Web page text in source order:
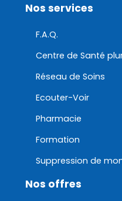
Nos services
F.A.Q.
Centre de Santé
Réseau de Soins
Ecouter-Voir
Pharmacie
Formation
Suppression de
Nos offres